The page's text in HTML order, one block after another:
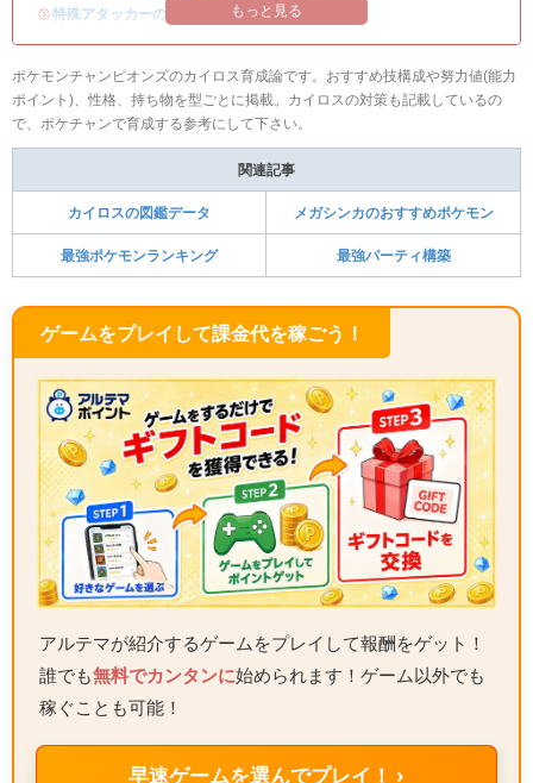
・特殊アタッカーのおすすめランキング
もっと見る
ポケモンチャンピオンズのカイロス育成論です。おすすめ技構成や努力値(能力
ポイント)、性格、持ち物を型ごとに掲載。カイロスの対策も記載しているの
で、ポケチャンで育成する参考にして下さい。
関連記事
カイロスの図鑑データ メガシンカのおすすめポケモン
最強ポケモンランキング 最強パーティ構築
ゲームをプレイして課金代を稼ごう！
アルテマが紹介するゲームをプレイして報酬をゲット！
誰でも無料でカンタンに始められます！ゲーム以外でも
稼ぐことも可能！
早速ゲームを選んでプレイ！ ›